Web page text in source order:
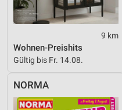
9 km
Wohnen-Preishits
Gültig bis Fr. 14.08.
NORMA